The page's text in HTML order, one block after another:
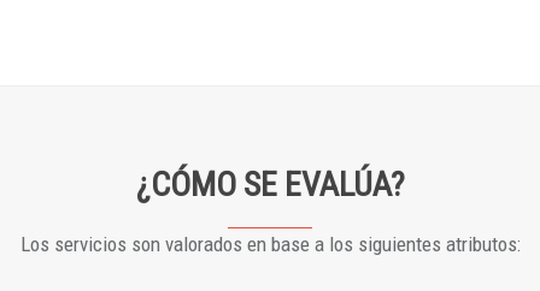
¿CÓMO SE EVALÚA?
Los servicios son valorados en base a los siguientes atributos: